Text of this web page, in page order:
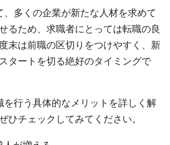
多くの企業が新たな人材を求めて
るため、求職者にとっては転職の良
末は前職の区切りをつけやすく、新
タートを切る絶好のタイミングで
を行う具体的なメリットを詳しく解
ひチェックしてみてください。